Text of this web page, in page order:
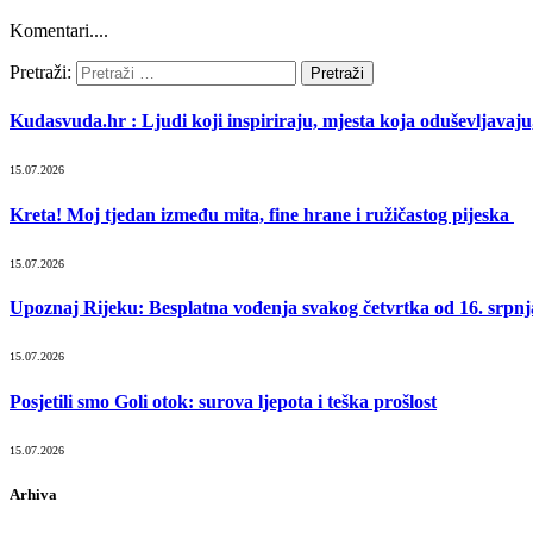
Komentari....
Pretraži:
Kudasvuda.hr : Ljudi koji inspiriraju, mjesta koja
15.07.2026
Kreta! Moj tjedan između mita, fine hrane i ružičastog pijeska
15.07.2026
Upoznaj Rijeku: Besplatna vođenja svakog četvrtka od 16.
15.07.2026
Posjetili smo Goli otok: surova ljepota i teška prošlost
15.07.2026
Arhiva